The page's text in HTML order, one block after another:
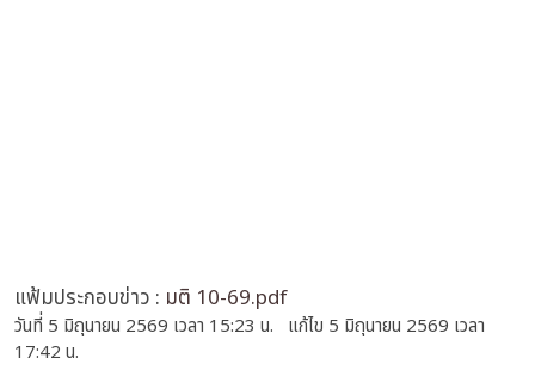
แฟ้มประกอบข่าว : มติ 10-69.pdf
วันที่ 5 มิถุนายน 2569 เวลา 15:23 น. แก้ไข 5 มิถุนายน 2569 เวลา
17:42 น.